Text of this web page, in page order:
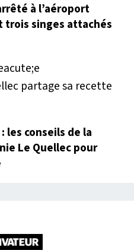
à l’aéroport
trois singes attachés
les conseils de la
Le Quellec pour